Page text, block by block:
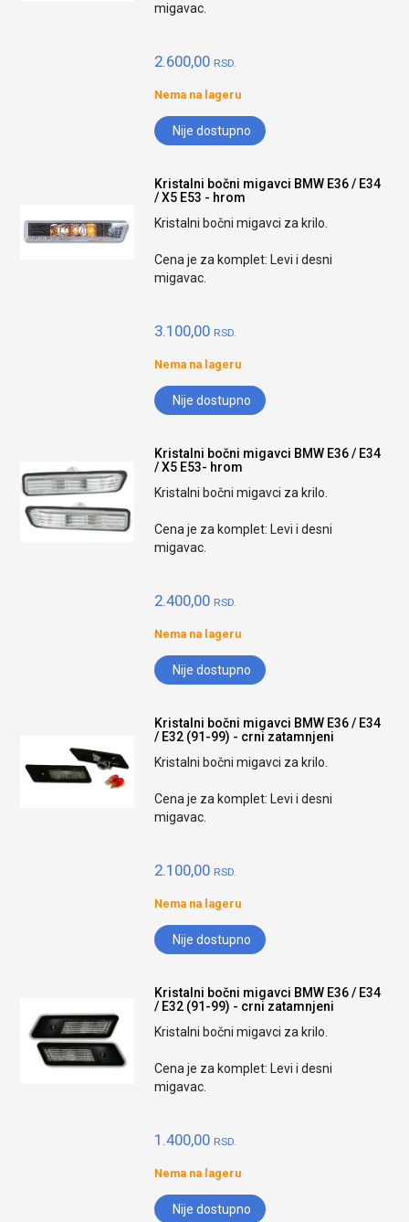
migavac.
2.600,00 RSD.
Nema na lageru
Nije dostupno
Kristalni bočni migavci BMW E36 / E34
/ X5 E53 - hrom
Kristalni bočni migavci za krilo.
Cena je za komplet: Levi i desni
migavac.
3.100,00 RSD.
Nema na lageru
Nije dostupno
Kristalni bočni migavci BMW E36 / E34
/ X5 E53- hrom
Kristalni bočni migavci za krilo.
Cena je za komplet: Levi i desni
migavac.
2.400,00 RSD.
Nema na lageru
Nije dostupno
Kristalni bočni migavci BMW E36 / E34
/ E32 (91-99) - crni zatamnjeni
Kristalni bočni migavci za krilo.
Cena je za komplet: Levi i desni
migavac.
2.100,00 RSD.
Nema na lageru
Nije dostupno
Kristalni bočni migavci BMW E36 / E34
/ E32 (91-99) - crni zatamnjeni
Kristalni bočni migavci za krilo.
Cena je za komplet: Levi i desni
migavac.
1.400,00 RSD.
Nema na lageru
Nije dostupno